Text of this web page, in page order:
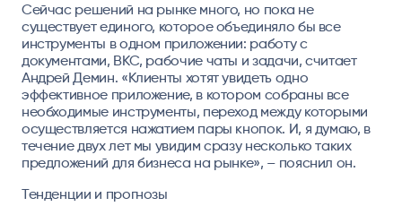
Сейчас решений на рынке много, но пока не
существует единого, которое объединяло бы все
инструменты в одном приложении: работу с
документами, ВКС, рабочие чаты и задачи, считает
Андрей Демин. «Клиенты хотят увидеть одно
эффективное приложение, в котором собраны все
необходимые инструменты, переход между которыми
осуществляется нажатием пары кнопок. И, я думаю, в
течение двух лет мы увидим сразу несколько таких
предложений для бизнеса на рынке», – пояснил он.
Тенденции и прогнозы